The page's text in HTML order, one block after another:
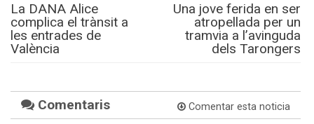
La DANA Alice
complica el trànsit a
les entrades de
València
Una jove ferida en ser
atropellada per un
tramvia a l’avinguda
dels Tarongers
Comentaris Comentar esta noticia